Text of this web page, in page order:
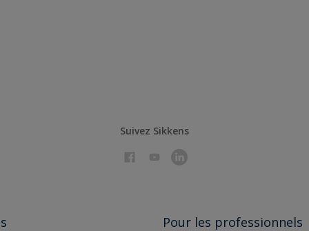
Suivez Sikkens
Pour les professionnels